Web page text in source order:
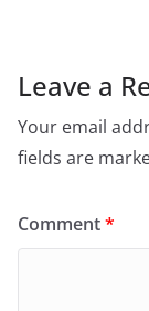
Leave a
Your email
fields are
Comment*